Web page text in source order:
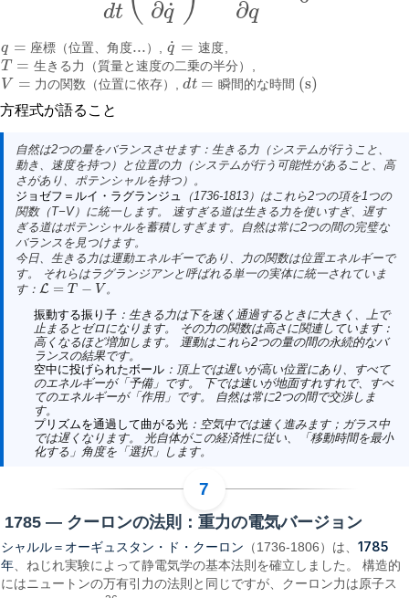
dt ∂q
˙ ∂q
q = 座標 （位置 、角 度...）
q =座標（位置、角度...） q
˙ = 速度
q˙ =速度
T = 生き る力 （質量と速度の二乗の半分）
T= 生きる力（質量と速度の二乗の半分） ,
V = 力の関数 （位置に依存）
V= 力の関数（位置に依存） ,dt = 瞬間的な時間 (s)
dt= 瞬間的な時間 (s)
方程式が語ること
自然は2つの量をバランスさせます： 生きる力（システムが行うこと、
動き、速度を持つ）と位置の力（システムが行う可能性があること、高
さがあり、ポテンシャルを持つ）。
ジョゼフ＝ルイ・ラグランジュ
（1736-1813）はこれら2つの項を1つの
関数（T−V）に統一します。 速すぎる道は生きる力を使いすぎ、遅す
ぎる道はポテンシャルを蓄積しすぎます。自然は常に2つの間の完璧な
バランスを見つけます。
今日、生きる力は運動エネルギーであり、力の関数は位置エネルギーで
す。 それらはラグランジアンと呼ばれる単一の実体に統一されていま
す： L = T − V
L= T− V 。
振動する振り子： 生きる力は下を速く通過するときに大きく、上で
止まるとゼロになります。 その力の関数は高さに関連しています：
高くなるほど増加します。 運動はこれら2つの量の間の永続的なバ
ランスの結果です。
空中に投げられたボール：頂上では遅いが高い位置にあり、すべて
のエネルギーが「予備」です。 下では速いが地面すれすれで、すべ
てのエネルギーが「作用」です。 自然は常に2つの間で交渉しま
す。
プリズムを通過して曲がる光：空気中では速く進みます；ガラス中
では遅くなります。 光自体がこの経済性に従い、「移動時間を最小
化する」角度を「選択」します。
1785 — クーロンの法則：重力の電気バージョン
シャルル＝オーギュスタン・ド・クーロン （1736-1806）は、1785
年、ねじれ実験によって静電気学の基本法則を確立しました。 構造的
にはニュートンの万有引力の法則と同じですが、クーロン力は原子ス